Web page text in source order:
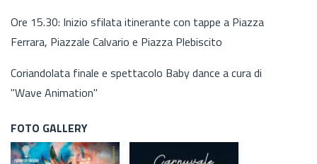
Ore 15.30: Inizio sfilata itinerante con tappe a Piazza
Ferrara, Piazzale Calvario e Piazza Plebiscito
Coriandolata finale e spettacolo Baby dance a cura di
"Wave Animation"
FOTO GALLERY